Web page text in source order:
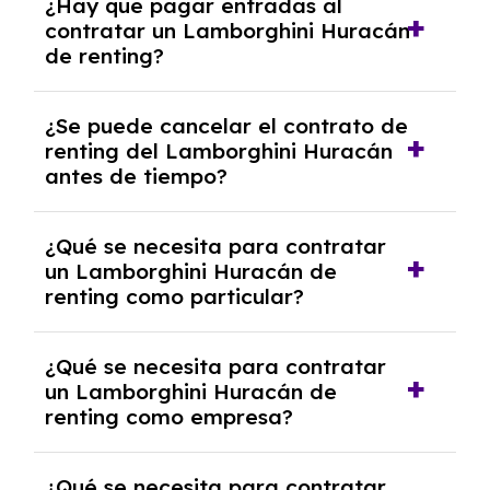
Lamborghini Huracán con el seguro a todo
riesgo sin franquicia incluido dentro de las
cuotas mensuales.
¿Hay que pagar entradas al
contratar un Lamborghini Huracán
de renting?
tendrás que pagar ningún tipo de entrada
salvo en casos que lo exija el proveedor
debido al resultado del estudio de viabilidad
económica.
¿Se puede cancelar el contrato de
renting del Lamborghini Huracán
antes de tiempo?
pero puede haber penalizaciones por
cancelación anticipada. Es importante revisar
las condiciones del contrato y hablar con un
experto que te asesore.
¿Qué se necesita para contratar
un Lamborghini Huracán de
renting como particular?
y, en algunos casos, una consulta de solvencia
crediticia y un pago inicial.
¿Qué se necesita para contratar
un Lamborghini Huracán de
renting como empresa?